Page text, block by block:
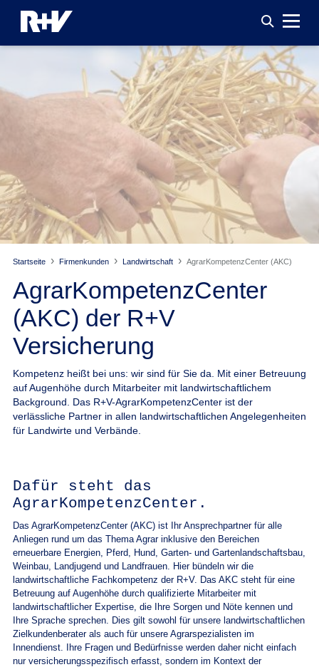
Startseite Firmenkunden Landwirtschaft AgrarKompetenzCenter (AKC)
AgrarKompetenzCenter
(AKC) der R+V
Versicherung
Kompetenz heißt bei uns: wir sind für Sie da. Mit einer Betreuung
auf Augenhöhe durch Mitarbeiter mit landwirtschaftlichem
Background. Das R+V-AgrarKompetenzCenter ist der
verlässliche Partner in allen landwirtschaftlichen Angelegenheiten
für Landwirte und Verbände.
Dafür steht das
AgrarKompetenzCenter.
Das AgrarKompetenzCenter (AKC) ist Ihr Ansprechpartner für alle
Anliegen rund um das Thema Agrar inklusive den Bereichen
erneuerbare Energien, Pferd, Hund, Garten- und Gartenlandschaftsbau,
Weinbau, Landjugend und Landfrauen. Hier bündeln wir die
landwirtschaftliche Fachkompetenz der R+V. Das AKC steht für eine
Betreuung auf Augenhöhe durch qualifizierte Mitarbeiter mit
landwirtschaftlicher Expertise, die Ihre Sorgen und Nöte kennen und
Ihre Sprache sprechen. Dies gilt sowohl für unsere landwirtschaftlichen
Zielkundenberater als auch für unsere Agrarspezialisten im
Innendienst. Ihre Fragen und Bedürfnisse werden daher nicht einfach
nur versicherungsspezifisch erfasst, sondern im Kontext der